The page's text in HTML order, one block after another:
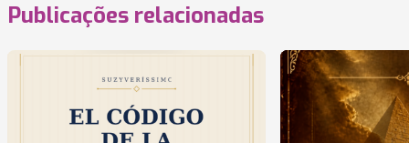
Publicações relacionadas